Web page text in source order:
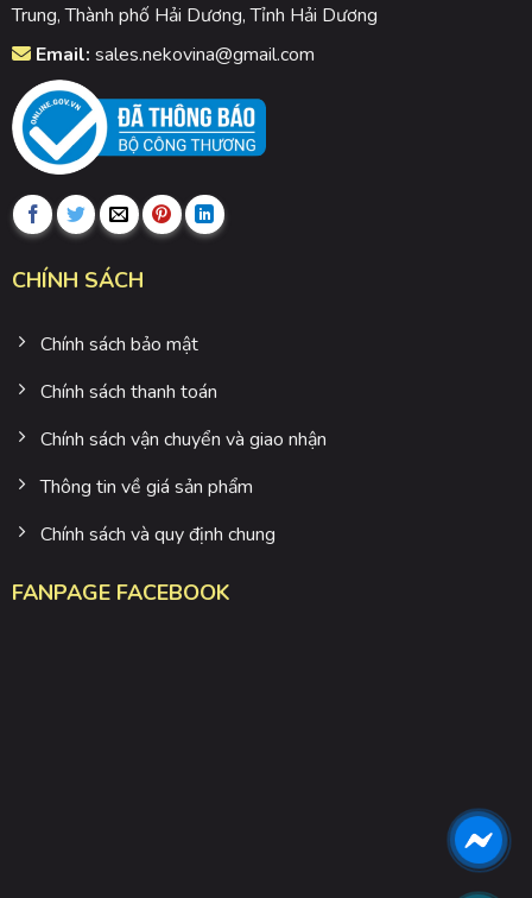
Trung, Thành phố Hải Dương, Tỉnh Hải Dương
Email: sales.nekovina@gmail.com
CHÍNH SÁCH
Chính sách bảo mật
Chính sách thanh toán
Chính sách vận chuyển và giao nhận
Thông tin về giá sản phẩm
Chính sách và quy định chung
FANPAGE FACEBOOK